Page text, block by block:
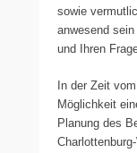
sowie
anwesend
und Ihren
In der Zeit
Möglichkeit
Planung des